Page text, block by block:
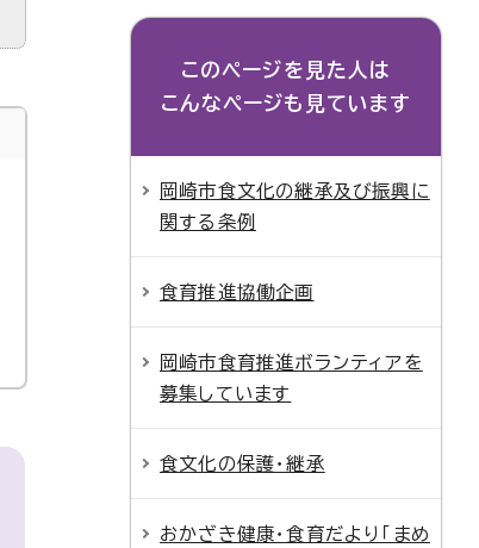
このページを見た人は
こんなページも見ています
岡崎市食文化の継承及び振興に
関する条例
食育推進協働企画
岡崎市食育推進ボランティアを
募集しています
食文化の保護・継承
おかざき健康・食育だより「まめ